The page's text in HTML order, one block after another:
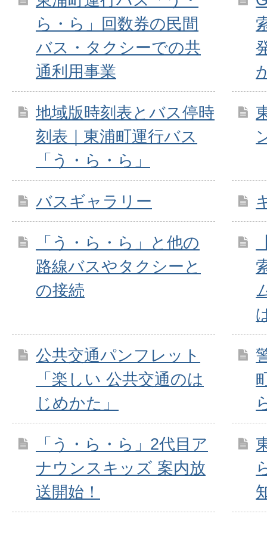
ら・ら」回数券の民間
バス・タクシーでの共
通利用事業
地域版時刻表とバス停時
刻表｜東浦町運行バス
「う・ら・ら」
バスギャラリー
「う・ら・ら」と他の
路線バスやタクシーと
の接続
公共交通パンフレット
「楽しい 公共交通のは
じめかた」
「う・ら・ら」2代目ア
ナウンスキッズ 案内放
送開始！